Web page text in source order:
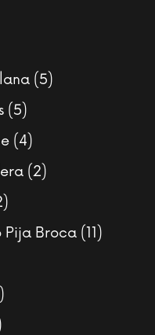
55
55
productos
44
productos
22
2
productos
Pija Broca 11 11
5